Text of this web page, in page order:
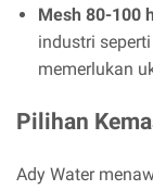
Mesh 80-100
industri
memerlukan
Pilihan
Ady Water